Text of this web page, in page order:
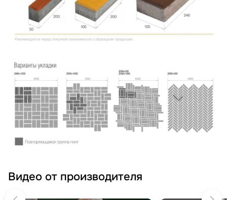
Видео от производителя